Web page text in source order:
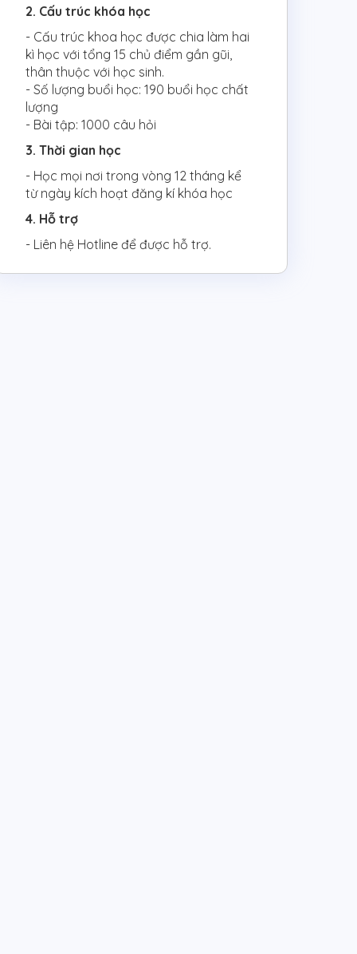
2. Cấu trúc khóa học
- Cấu trúc khoa học được chia làm hai
kì học với tổng 15 chủ điểm gần gũi,
thân thuộc với học sinh.
- Số lượng buổi học: 190 buổi học chất
lượng
- Bài tập: 1000 câu hỏi
3. Thời gian học
- Học mọi nơi trong vòng 12 tháng kể
từ ngày kích hoạt đăng kí khóa học
4. Hỗ trợ
- Liên hệ Hotline để được hỗ trợ.